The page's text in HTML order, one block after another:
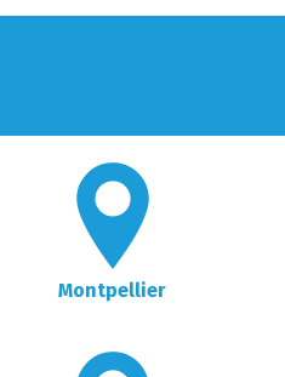
Montpellier